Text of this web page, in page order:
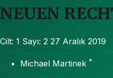
NEUEN
Cilt: 1 Sayı: 2 27 Aralık 2019
Michael Martinek *